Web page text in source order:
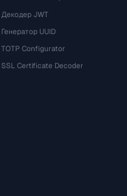
Декодер JWT
Генератор UUID
TOTP Configurator
SSL Certificate Decoder